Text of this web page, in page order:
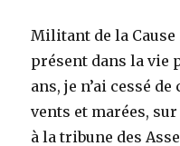
Militant de la
présent dans la vie
ans, je n’ai cessé
vents et marées,
à la tribune des